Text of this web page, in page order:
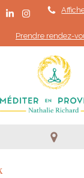
Prendre rendez-